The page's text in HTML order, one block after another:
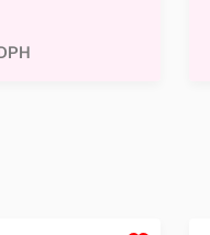
prezentácia aj
omnoho